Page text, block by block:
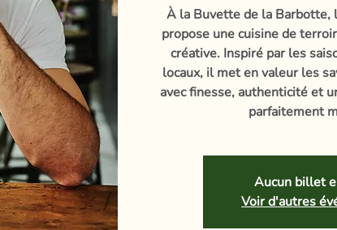
À la Buvette de la Barbotte,
propose une cuisine de
créative. Inspiré par les
locaux, il met en valeur les
avec finesse, authenticité et
parfaitement
Aucun billet
Voir d'autres